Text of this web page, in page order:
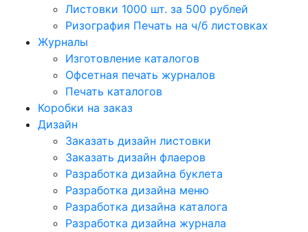
Листовки 1000 шт. за 500 рублей
Ризография Печать на ч/б листовках
Журналы
Изготовление каталогов
Офсетная печать журналов
Печать каталогов
Коробки на заказ
Дизайн
Заказать дизайн листовки
Заказать дизайн флаеров
Разработка дизайна буклета
Разработка дизайна меню
Разработка дизайна каталога
Разработка дизайна журнала